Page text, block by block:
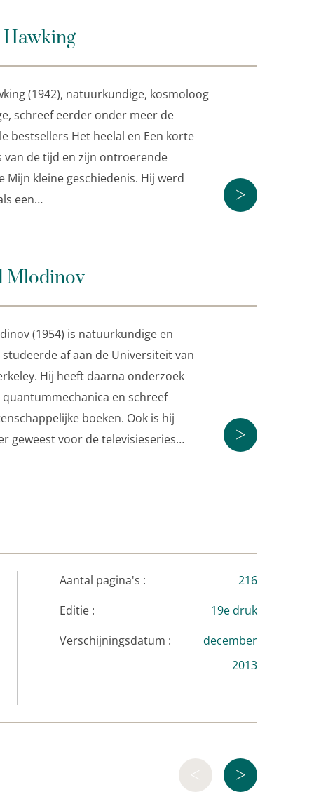
aard van het begrip tijd? En kunnen we ook
en uitgebreide versie van het
het ontstaan van het heelal voor niet-
aanschouwelijk.
Hawking schreef eerder de
kleine geschiedenis van de wereld
. In 2014
. Hawking wordt beschouwd als een
geniaal boek.’The New Yorker
en het intellect van een genie. We
over zijn brein.’The Sunday Times
Hawking
(1942), natuurkundige, kosmoloog
schreef eerder onder meer de
bestsellers Het heelal en Een korte
van de tijd en zijn ontroerende
Mijn kleine geschiedenis. Hij werd
een…
>
Mlodinov
(1954) is natuurkundige en
af aan de Universiteit van
Hij heeft daarna onderzoek
quantummechanica en schreef
boeken. Ook is hij
geweest voor de televisieseries…
>
Aantal pagina's :
216
Editie :
19e druk
Verschijningsdatum :
december
2013
< >